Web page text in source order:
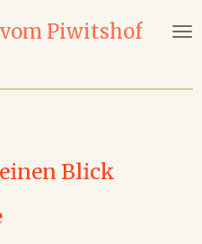
Piwitshof
Blick